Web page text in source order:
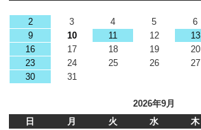
2
3 4 5 6
9
10 11 12 13
16
17 18 19 20
23
24 25 26 27
30
31
2026年9月
日
月 火 水 木